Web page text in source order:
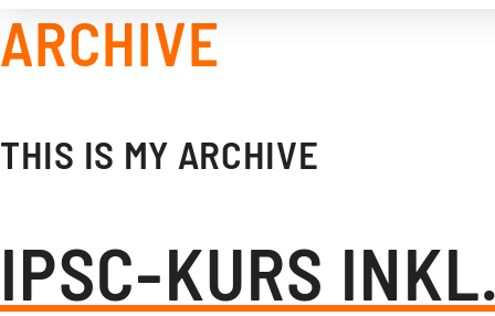
ARCHIVE
THIS IS MY ARCHIVE
IPSC-KURS